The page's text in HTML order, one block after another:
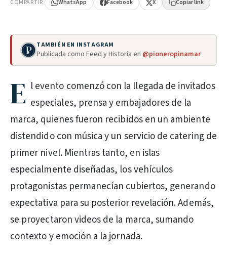
COMPARTIR WhatsApp Facebook X Copiar link
TAMBIÉN EN INSTAGRAM
Publicada como Feed y Historia en @pioneropinamar
E l evento comenzó con la llegada de invitados
especiales, prensa y embajadores de la
marca, quienes fueron recibidos en un ambiente
distendido con música y un servicio de catering de
primer nivel. Mientras tanto, en islas
especialmente diseñadas, los vehículos
protagonistas permanecían cubiertos, generando
expectativa para su posterior revelación. Además,
se proyectaron videos de la marca, sumando
contexto y emoción a la jornada.